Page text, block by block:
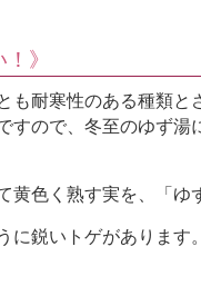
》
も耐寒性のある種類と
すので、冬至のゆず湯
黄色く熟す実を、「ゆ
に鋭いトゲがあります。